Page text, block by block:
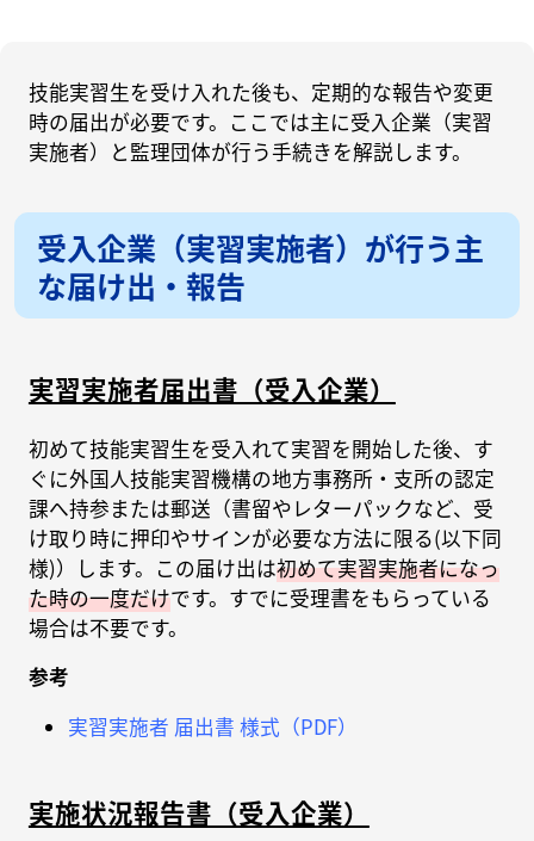
技能実習生を受け入れた後も、定期的な報告や変更
時の届出が必要です。ここでは主に受入企業（実習
実施者）と監理団体が行う手続きを解説します。
受入企業（実習実施者）が行う主
な届け出・報告
実習実施者届出書（受入企業）
初めて技能実習生を受入れて実習を開始した後、す
ぐに外国人技能実習機構の地方事務所・支所の認定
課へ持参または郵送（書留やレターパックなど、受
け取り時に押印やサインが必要な方法に限る(以下同
様)）します。この届け出は初めて実習実施者になっ
た時の一度だけです。すでに受理書をもらっている
場合は不要です。
参考
実習実施者 届出書 様式（PDF）
実施状況報告書（受入企業）